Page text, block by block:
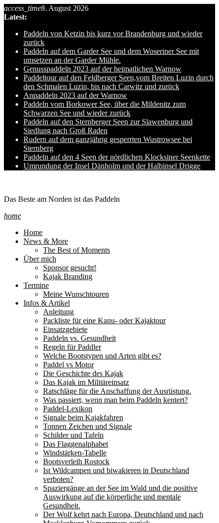
Skip
to
content
access_time8. August 2026
Latest:
Paddeln von Ketzin bis kurz vor Brandenburg und wieder
zurück
Paddeln auf dem Garder See und dem Woseriner See mit
umsetzen an der Garder Mühle.
Genusspaddeln 2023 auf der heimatlichen Warnow
Paddeltour auf den Feldberger Seen,vom Breiten Luzin durch
den Schmalen Luzin, bis nach Carwitz und zurück
Anpaddeln 2023 auf der Warnow
Paddeln vom Borkower See, über die Mildenitz zum
Schwarzen See und wieder zurück
Paddeln auf den Sternberger Seen zur Slawenburg und
Siedlung nach Groß Raden
Rudern auf dem ganzjährig gesperrten Wustrowsee bei
Sternberg
Paddeln auf den 4 Seen der nördlichen Klocksiner Seenkette
Umrundung der Insel Dänholm und der Halbinsel Drigge
Das Beste am Norden ist das Paddeln
home
Home
News & More
The Best of Moments
Über mich
Sponsor gesucht!
Kajak Branding
Termine
Meine Wunschtouren
Infos & Artikel
Anleitung
Packliste für eine Kanu- oder Kajaktour
Einsatzgebiete
Paddeln vs. Gesundheit
Regeln für Paddler
Welche Bootstypen und Arten gibt es?
Paddel vs Motor
Die Geschichte des Kajak
Das Kajak im Militäreinsatz
Ratschläge für die Anschaffung der Ausrüstung.
Was passiert, wenn man beim Paddeln kentert?
Paddel-Lexikon
Signale beim Kajakfahren
Tonnen Zeichen und Signale
Schilder und Tafeln
Das Flaggenalphabet
Windstärken-Tabelle
Bootsverleih Rostock
Ist Wildcampen und biwakieren in Deutschland
verboten?
Spaziergänge an der See im Wald und die positive
Auswirkung auf die körperliche und mentale
Gesundheit.
Der Wolf kehrt nach Europa, Deutschland und nach